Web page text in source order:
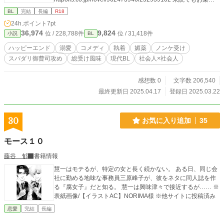
み頂けるように書きました。 ※媚薬を使ったレイプ寸前まで
BL 完結 長編 R18
24h.ポイント 7pt
小説 36,974 位 / 228,788件 BL 9,824 位 / 31,418件
ハッピーエンド 溺愛 コメディ 執着 媚薬
ノンケ受け
スパダリ御曹司攻め
総受け風味 現代BL 社会人×社会人
感想数 0
文字数 206,540
最終更新日 2025.04.17
登録日 2025.03.22
30 お気に入り追加 35
モース１０
藤谷 郁
書籍情報
慧一はモテるが、特定の女と長く続かない。 ある日、同じ会
社に勤める地味な事務員三原峰子が、彼をネタに同人誌を作
る『腐女子』だと知る。 慧一は興味津々で接近するが…… ※
表紙画像/【イラストAC】NORIMA様 ※他サイトに投稿済み
恋愛 完結 長編